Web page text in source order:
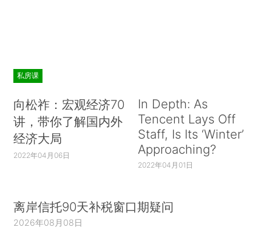
私房课
向松祚：宏观经济70
讲，带你了解国内外
经济大局
2022年04月06日
In Depth: As
Tencent Lays Off
Staff, Is Its ‘Winter’
Approaching?
2022年04月01日
离岸信托90天补税窗口期疑问
2026年08月08日